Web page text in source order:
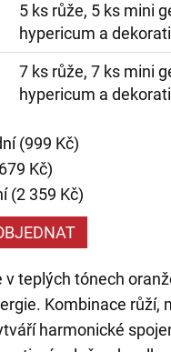
5 ks růže, 5 ks mini
hypericum a
7 ks růže, 7 ks mini
hypericum a
(999 Kč)
Kč)
(2 359 Kč)
v teplých tónech
Kombinace růží,
harmonické